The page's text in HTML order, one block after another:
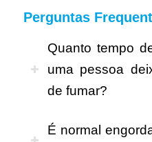
Perguntas
Quanto tempo
uma pessoa
de fumar?
É normal